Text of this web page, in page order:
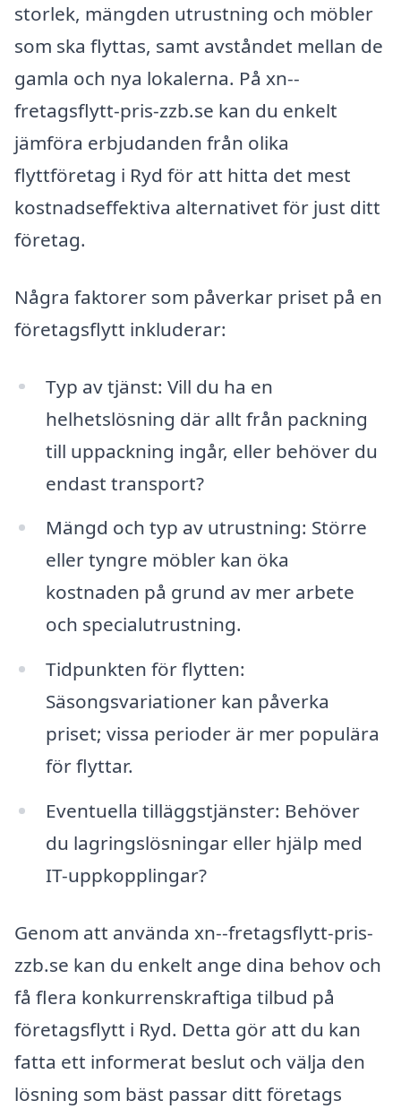
storlek, mängden utrustning och möbler
som ska flyttas, samt avståndet mellan de
gamla och nya lokalerna. På xn--
fretagsflytt-pris-zzb.se kan du enkelt
jämföra erbjudanden från olika
flyttföretag i Ryd för att hitta det mest
kostnadseffektiva alternativet för just ditt
företag.
Några faktorer som påverkar priset på en
företagsflytt inkluderar:
Typ av tjänst: Vill du ha en
helhetslösning där allt från packning
till uppackning ingår, eller behöver du
endast transport?
Mängd och typ av utrustning: Större
eller tyngre möbler kan öka
kostnaden på grund av mer arbete
och specialutrustning.
Tidpunkten för flytten:
Säsongsvariationer kan påverka
priset; vissa perioder är mer populära
för flyttar.
Eventuella tilläggstjänster: Behöver
du lagringslösningar eller hjälp med
IT-uppkopplingar?
Genom att använda xn--fretagsflytt-pris-
zzb.se kan du enkelt ange dina behov och
få flera konkurrenskraftiga tilbud på
företagsflytt i Ryd. Detta gör att du kan
fatta ett informerat beslut och välja den
lösning som bäst passar ditt företags